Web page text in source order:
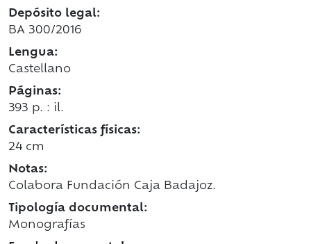
Depósito legal:
BA 300/2016
Lengua:
Castellano
Páginas:
393 p. : il.
Características físicas:
24 cm
Notas:
Colabora Fundación Caja Badajoz.
Tipología documental:
Monografías